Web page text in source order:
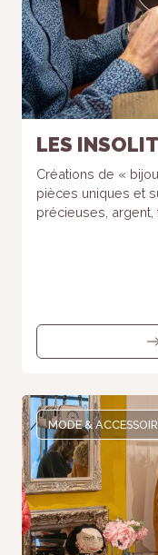
LES
Créations de «
pièces uniques et
précieuses, argent,
MODE &